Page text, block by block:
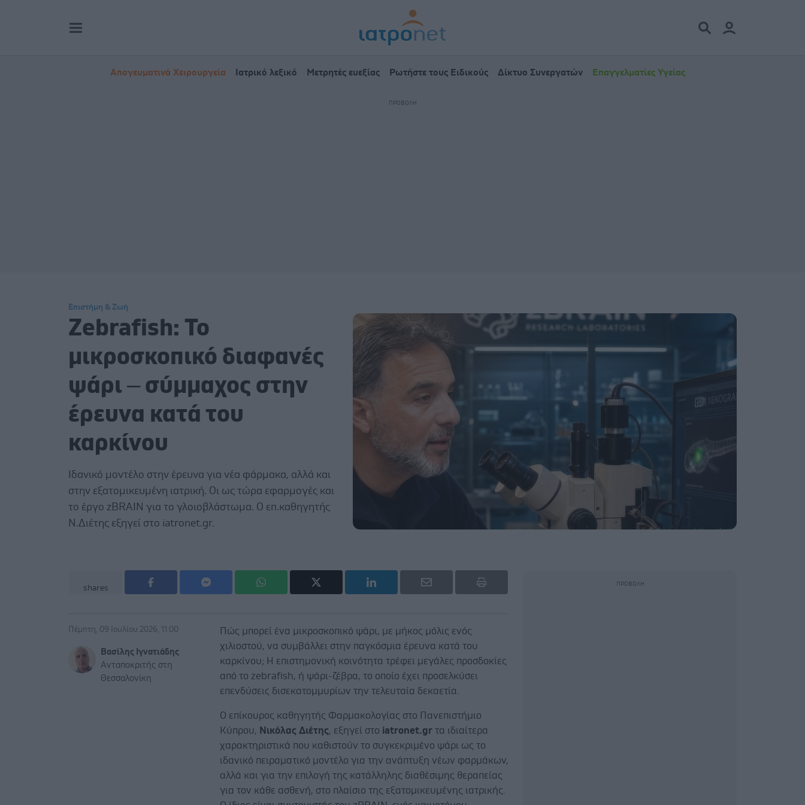
Απογευματινά Χειρουργεία Ιατρικό λεξικό Μετρητές ευεξίας Ρωτήστε τους Ειδικούς Δίκτυο Συνεργατών Επαγγελματίες Υγείας
Επιστήμη & Ζωή
Zebrafish: Το
μικροσκοπικό διαφανές
ψάρι – σύμμαχος στην
έρευνα κατά του
καρκίνου
Ιδανικό μοντέλο στην έρευνα για νέα φάρμακα, αλλά και
στην εξατομικευμένη ιατρική. Οι ως τώρα εφαρμογές και
το έργο zBRAIN για το γλοιοβλάστωμα. Ο επ.καθηγητής
Ν.Διέτης εξηγεί στο iatronet.gr.
shares
Πέμπτη, 09 Ιουλίου 2026, 11:00
Βασίλης Ιγνατιάδης
Ανταποκριτής στη
Θεσσαλονίκη
Πώς μπορεί ένα μικροσκοπικό ψάρι, με μήκος μόλις ενός
χιλιοστού, να συμβάλλει στην παγκόσμια έρευνα κατά του
καρκίνου; Η επιστημονική κοινότητα τρέφει μεγάλες προσδοκίες
από το zebrafish, ή ψάρι-ζέβρα, το οποίο έχει προσελκύσει
επενδύσεις δισεκατομμυρίων την τελευταία δεκαετία.
Ο επίκουρος καθηγητής Φαρμακολογίας στο Πανεπιστήμιο
Κύπρου, Νικόλας Διέτης, εξηγεί στο iatronet.gr τα ιδιαίτερα
χαρακτηριστικά που καθιστούν το συγκεκριμένο ψάρι ως το
ιδανικό πειραματικό μοντέλο για την ανάπτυξη νέων φαρμάκων,
αλλά και για την επιλογή της κατάλληλης διαθέσιμης θεραπείας
για τον κάθε ασθενή, στο πλαίσιο της εξατομικευμένης ιατρικής.